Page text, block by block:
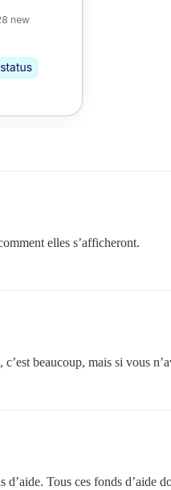
elles s’afficheront.
c’est beaucoup, mais si vous
Tous ces fonds